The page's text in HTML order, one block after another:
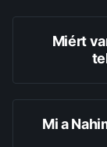
Miért
Mi a